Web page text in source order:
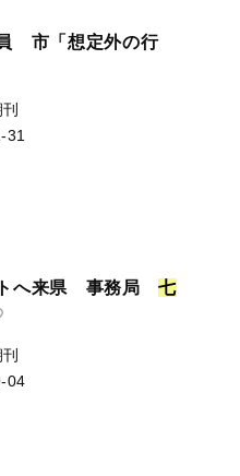
市「想定外の行
31
トへ来県 事務局七
04